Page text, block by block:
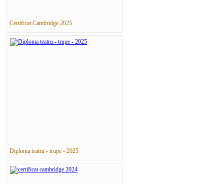
Certificat Cambridge 2025
Diploma teatru - trupe - 2025